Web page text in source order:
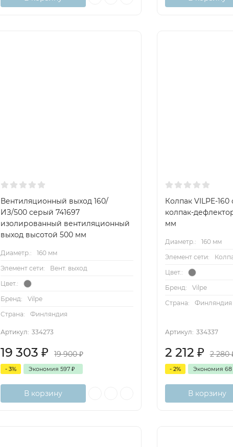
Вентиляционный выход 160/
ИЗ/500 серый 741697
изолированный вентиляционный
выход высотой 500 мм
Диаметр.:
160 мм
Элемент сети:
Вент. выход
Цвет.:
Бренд:
Vilpe
Страна:
Финляндия
Артикул: 334273
19 303₽ 19 900₽
- 3% Экономия597₽
В корзину
Колпак VILPE-160
колпак-
мм
Диаметр.:
160 мм
Элемент сети:
Цвет.:
Бренд:
Vilpe
Страна:
Финляндия
Артикул: 334337
2 212 ₽ 2 280
- 2% Экономия 68
В корзину